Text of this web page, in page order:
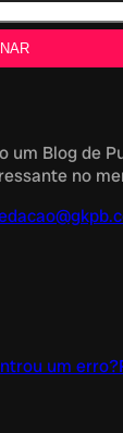
um Blog de
no
um erro?